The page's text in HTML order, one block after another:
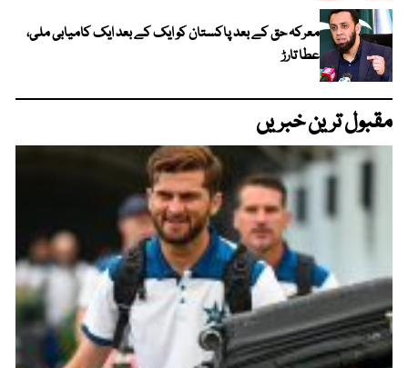
معرکہ حق کے بعد پاکستان کو ایک کے بعد ایک کامیابی ملی،
عطا تارڑ
مقبول ترین خبریں